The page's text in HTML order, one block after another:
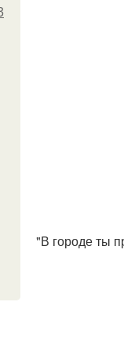
"В городе ты